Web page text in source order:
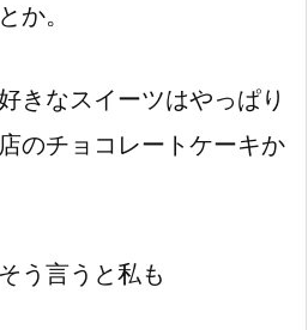
か。
きなスイーツはやっぱり
のチョコレートケーキか
う言うと私も